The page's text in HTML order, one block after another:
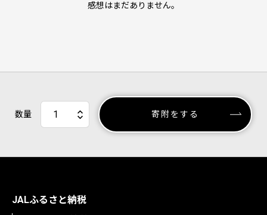
感想はまだありません。
数量 寄附をする
JALふるさと納税